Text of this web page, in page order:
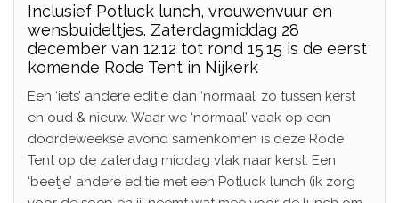
Inclusief Potluck lunch, vrouwenvuur en
wensbuideltjes. Zaterdagmiddag 28
december van 12.12 tot rond 15.15 is de eerst
komende Rode Tent in Nijkerk
Een ‘iets’ andere editie dan ‘normaal’ zo tussen kerst
en oud & nieuw. Waar we ‘normaal’ vaak op een
doordeweekse avond samenkomen is deze Rode
Tent op de zaterdag middag vlak naar kerst. Een
‘beetje’ andere editie met een Potluck lunch (ik zorg